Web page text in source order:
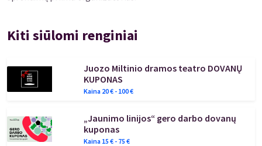
Kiti siūlomi renginiai
Juozo Miltinio dramos teatro DOVANŲ
KUPONAS
Kaina 20€ - 100€
„Jaunimo linijos“ gero darbo dovanų
kuponas
Kaina 15 € - 75 €